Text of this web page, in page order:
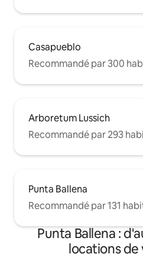
Casapueblo
Recommandé par 300
Arboretum Lussich
Recommandé par 293
Punta Ballena
Recommandé par 131
Punta Ballena :
locations de